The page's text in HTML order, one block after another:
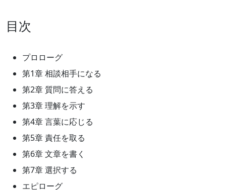
目次
プロローグ
第1章 相談相手になる
第2章 質問に答える
第3章 理解を示す
第4章 言葉に応じる
第5章 責任を取る
第6章 文章を書く
第7章 選択する
エピローグ